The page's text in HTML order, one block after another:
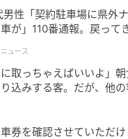
した。
口に足を運びました。
婚届に、私の署名と証
者に手渡したのです
間胸の中に澱んでいた
覚がありました。
男性「契約駐車場に県外
が」110番通報。戻って
ュース
に取っちゃえばいいよ」
込みする客。だが、他の
車券を確認させていただ